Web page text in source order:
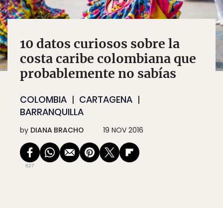
10 datos curiosos sobre la
costa caribe colombiana que
probablemente no sabías
COLOMBIA
CARTAGENA
BARRANQUILLA
by DIANA BRACHO 19 NOV 2016
627